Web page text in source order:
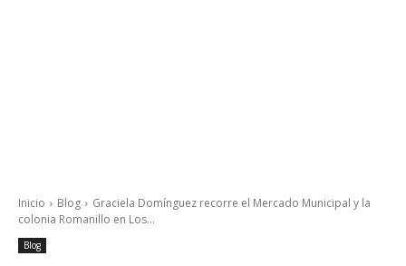
Inicio Blog
Graciela Domínguez recorre el Mercado Municipal y la
colonia Romanillo en Los...
Blog